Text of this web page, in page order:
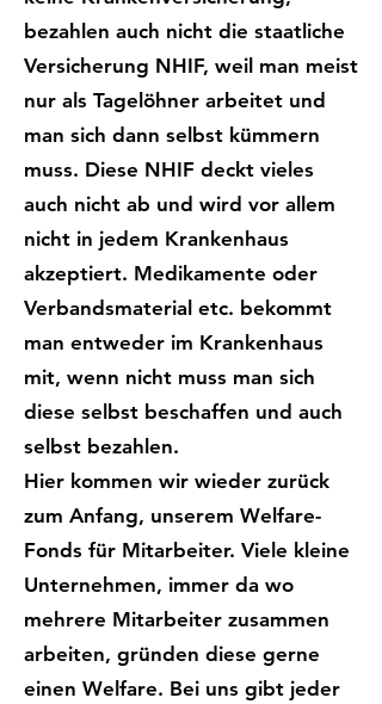
bezahlen auch nicht die staatliche
Versicherung NHIF, weil man meist
nur als Tagelöhner arbeitet und
man sich dann selbst kümmern
muss. Diese NHIF deckt vieles
auch nicht ab und wird vor allem
nicht in jedem Krankenhaus
akzeptiert. Medikamente oder
Verbandsmaterial etc. bekommt
man entweder im Krankenhaus
mit, wenn nicht muss man sich
diese selbst beschaffen und auch
selbst bezahlen.
Hier kommen wir wieder zurück
zum Anfang, unserem Welfare-
Fonds für Mitarbeiter. Viele kleine
Unternehmen, immer da wo
mehrere Mitarbeiter zusammen
arbeiten, gründen diese gerne
einen Welfare. Bei uns gibt jeder